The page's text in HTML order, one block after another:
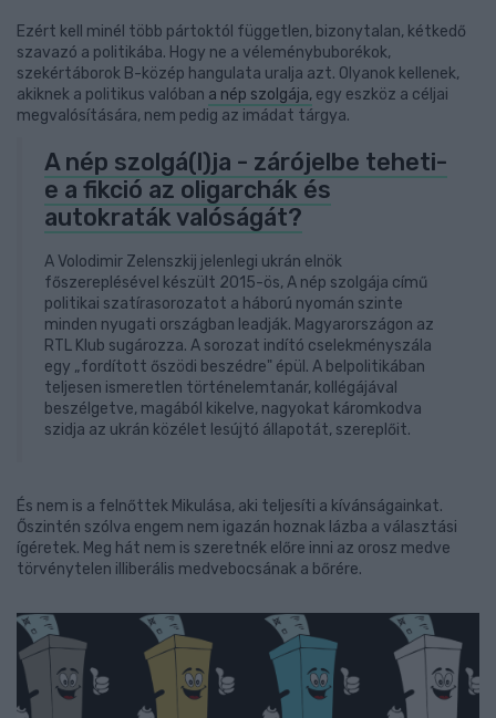
Ezért kell minél több pártoktól független, bizonytalan, kétkedő
szavazó a politikába. Hogy ne a véleménybuborékok,
szekértáborok B-közép hangulata uralja azt. Olyanok kellenek,
akiknek a politikus valóban a nép szolgája, egy eszköz a céljai
megvalósítására, nem pedig az imádat tárgya.
A nép szolgá(l)ja - zárójelbe teheti-
e a fikció az oligarchák és
autokraták valóságát?
A Volodimir Zelenszkij jelenlegi ukrán elnök
főszereplésével készült 2015-ös, A nép szolgája című
politikai szatírasorozatot a háború nyomán szinte
minden nyugati országban leadják. Magyarországon az
RTL Klub sugározza. A sorozat indító cselekményszála
egy „fordított őszödi beszédre" épül. A belpolitikában
teljesen ismeretlen történelemtanár, kollégájával
beszélgetve, magából kikelve, nagyokat káromkodva
szidja az ukrán közélet lesújtó állapotát, szereplőit.
És nem is a felnőttek Mikulása, aki teljesíti a kívánságainkat.
Őszintén szólva engem nem igazán hoznak lázba a választási
ígéretek. Meg hát nem is szeretnék előre inni az orosz medve
törvénytelen illiberális medvebocsának a bőrére.